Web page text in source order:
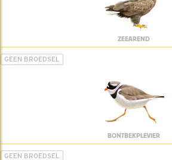
ZEEAREND
GEEN BROEDSEL
BONTBEKPLEVIER
GEEN BROEDSEL